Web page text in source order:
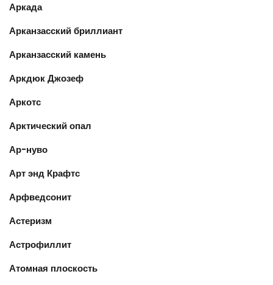
Аркада
Арканзасский бриллиант
Арканзасский камень
Аркдюк Джозеф
Аркотс
Арктический опал
Ар-нуво
Арт энд Крафтс
Арфведсонит
Астеризм
Астрофиллит
Атомная плоскость